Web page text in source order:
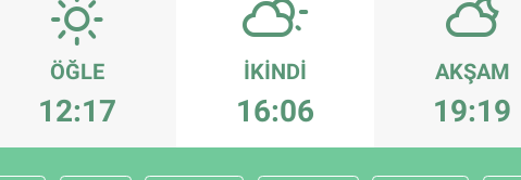
ÖĞLE
12:17
İKINDI
16:06
AKŞAM
19:19